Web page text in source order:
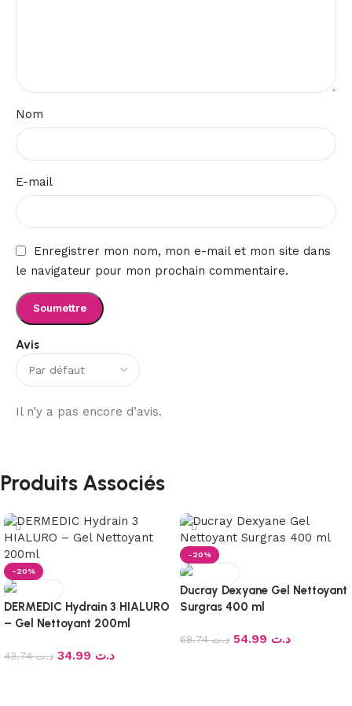
Avis
Il n’y a pas encore d’avis.
Nom
E-mail
Enregistrer mon nom, mon e-mail et mon site dans
le navigateur pour mon prochain commentaire.
Produits Associés
-20%
DERMEDIC Hydrain 3 HIALURO
– Gel Nettoyant 200ml
د.ت43.74 د.ت
-20%
Ducray Dexyane Gel Nettoyant
Surgras 400 ml
د.ت68.74 د.ت